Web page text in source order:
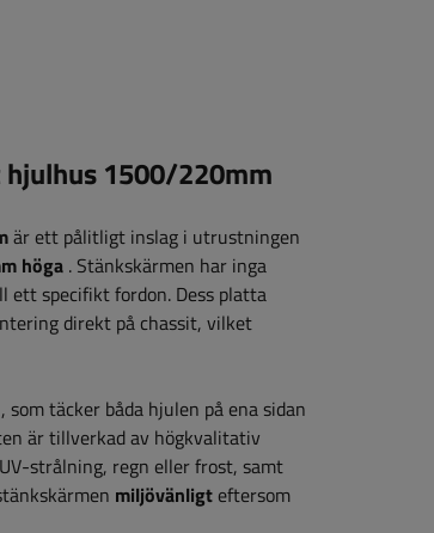
1500/220mm
är ett pålitligt inslag i utrustningen
höga . Stänkskärmen har inga
specifikt fordon. Dess platta
direkt på chassit, vilket
, som täcker båda hjulen på ena sidan
är tillverkad av högkvalitativ
strålning, regn eller frost, samt
miljövänligt eftersom